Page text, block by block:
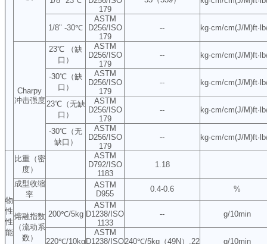
179
1/8" -30℃
ASTM
D256/ISO
179
-- kg·cm/cm(J/
Charpy
冲击强度
23℃ （缺
口）
ASTM
D256/ISO
179
-- kg·cm/cm(J/
-30℃（缺
口）
ASTM
D256/ISO
179
-- kg·cm/cm(J/
23℃（无缺
口）
ASTM
D256/ISO
179
-- kg·cm/cm(J/
-30℃（无
缺口）
ASTM
D256/ISO
179
-- kg·cm/cm(J/
物
性
性
能
比重（密
度）
ASTM
D792/ISO
1183
1.18
成型收缩
率
ASTM
D955
0.4-0.6 %
熔融指数
（流动系
数）
200℃/5kg
ASTM
D1238/ISO
1133
-- g/10min
220℃/10kg
ASTM
D1238/ISO240℃/5kg（49N）,22 g/10min